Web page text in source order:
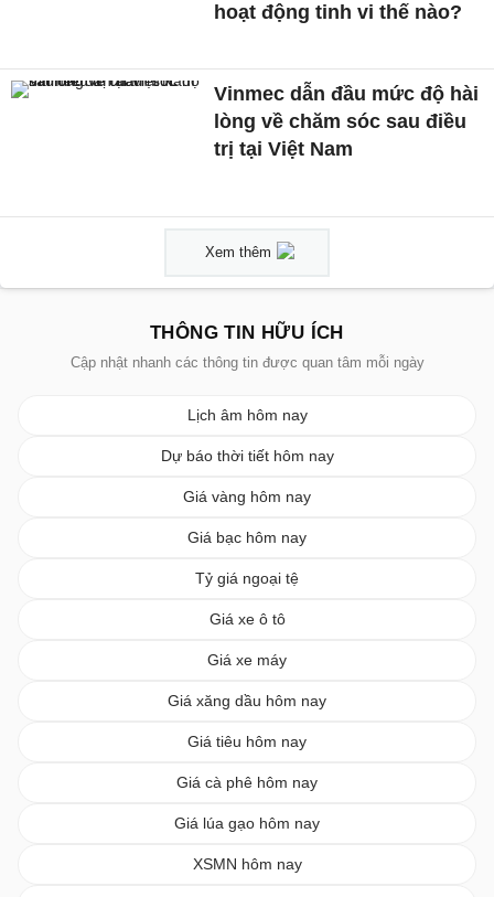
hoạt động tinh vi thế nào?
Vinmec dẫn đầu mức độ hài
lòng về chăm sóc sau điều
trị tại Việt Nam
Xem thêm
THÔNG TIN HỮU ÍCH
Cập nhật nhanh các thông tin được quan tâm mỗi ngày
Lịch âm hôm nay
Dự báo thời tiết hôm nay
Giá vàng hôm nay
Giá bạc hôm nay
Tỷ giá ngoại tệ
Giá xe ô tô
Giá xe máy
Giá xăng dầu hôm nay
Giá tiêu hôm nay
Giá cà phê hôm nay
Giá lúa gạo hôm nay
XSMN hôm nay